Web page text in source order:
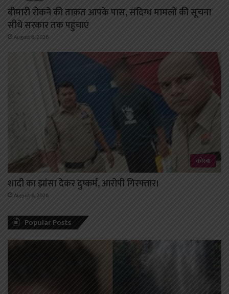
बीमारी रोकने की ताक़त आपके पास, संदिग्ध मामलों की सूचना
सीधे सरकार तक पहुंचाएं
August 6, 2026
कोरबा
शादी का झांसा देकर दुष्कर्म, आरोपी गिरफ्तार।
August 6, 2026
Popular Posts